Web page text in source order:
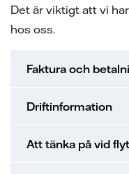
svar
elprylar när det
projekt
Det är viktigt att vi
hos oss.
Faktura och
Driftinformation
Att tänka på vid